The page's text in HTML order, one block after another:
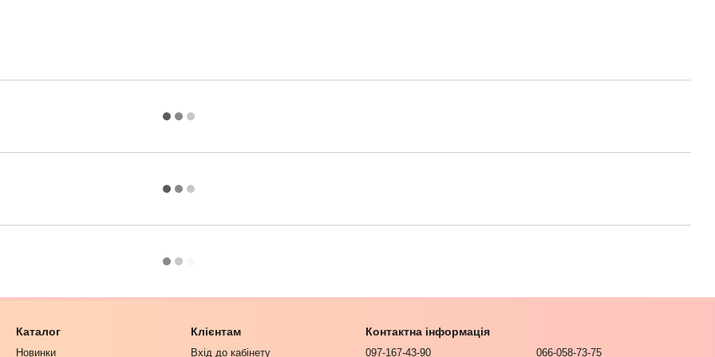
Каталог
Новинки
Клієнтам
Вхід до кабінету
Контактна інформація
097-167-43-90 066-058-73-75